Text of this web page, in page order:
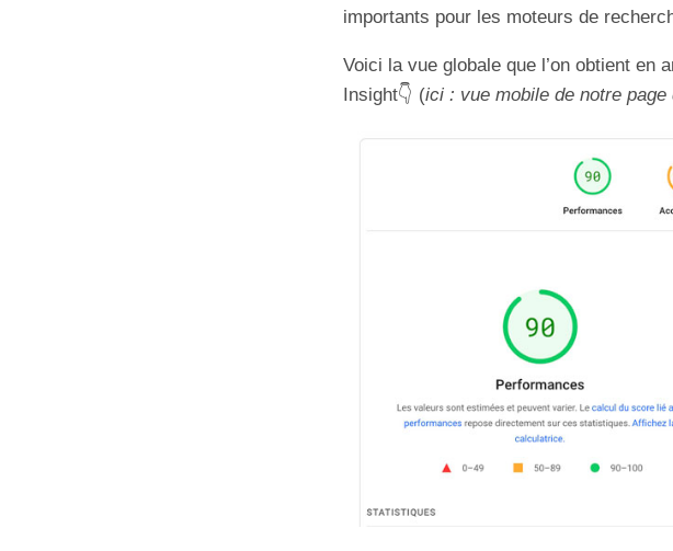
importants pour les moteurs de
Voici la vue globale que l’on obtient en
Insight👇 (ici : vue mobile de notre page